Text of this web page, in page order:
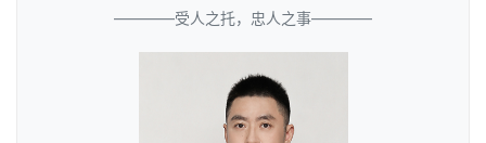
————受人之托，忠人之事————